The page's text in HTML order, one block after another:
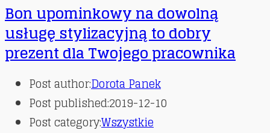
Bon upominkowy na dowolną
usługę stylizacyjną to dobry
prezent dla Twojego pracownika
Post author:Dorota Panek
Post published:2019-12-10
Post category:Wszystkie